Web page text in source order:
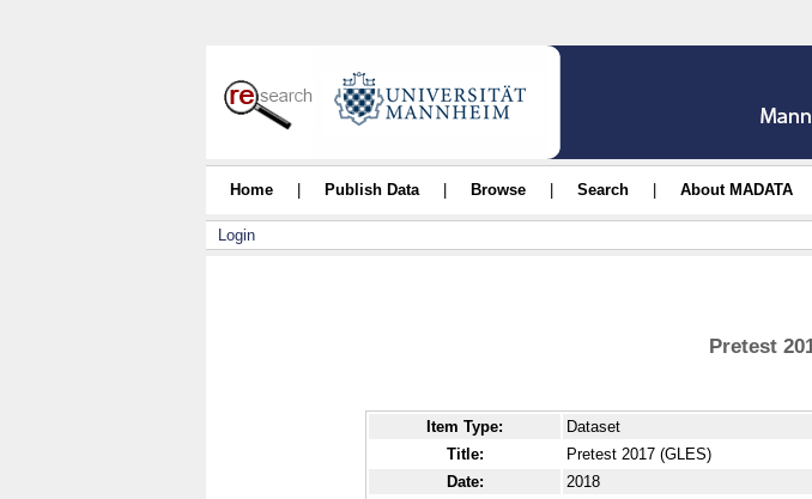
Home Publish Data Browse Search About MADATA
Login
Pretest
Item Type:
Dataset
Title:
Pretest 2017 (GLES)
Date:
2018